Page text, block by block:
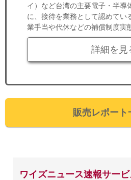
イ）など台湾の主要電子・半導
に、接待を業務として認めてい
業手当や代休などの補償制度実
詳細を見
販売レポート
ワイズニュース速報サービ